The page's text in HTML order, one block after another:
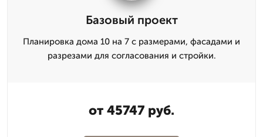
Базовый проект
Планировка дома 10 на 7 с размерами, фасадами и
разрезами для согласования и стройки.
от 45747 руб.